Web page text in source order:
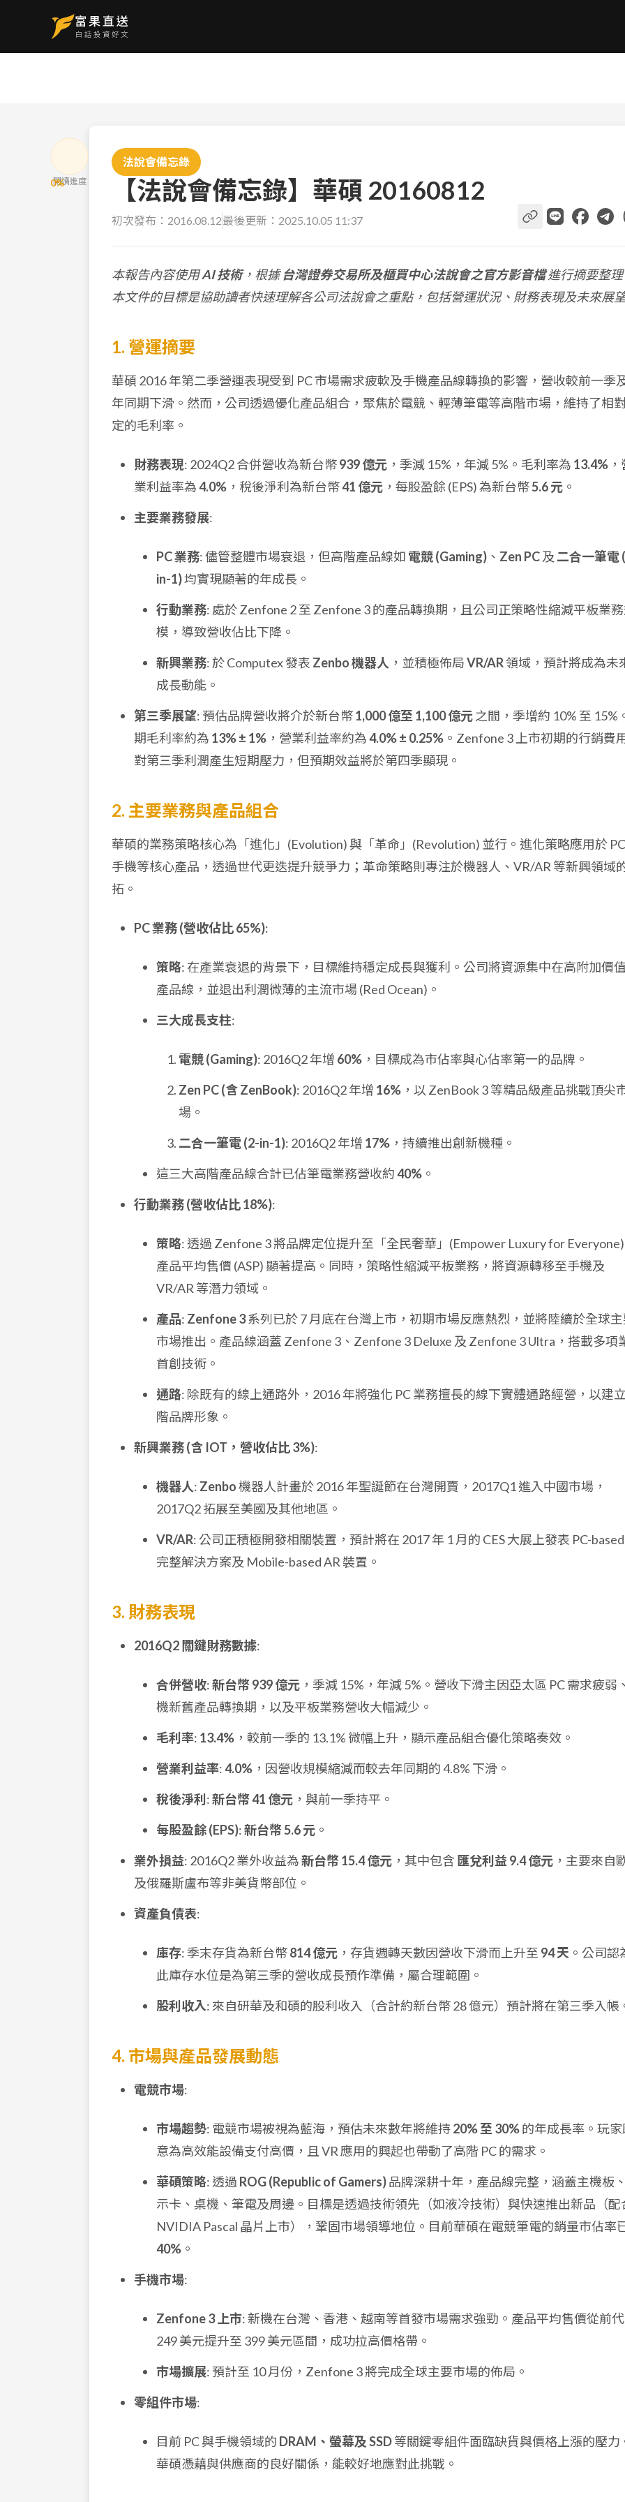
0%
閱讀進度
法說會備忘錄
【法說會備忘錄】華碩 20160812
初次發布： 2016.08.12最後更新： 2025.10.05 11:37
本報告內容使用AI 技術，根據台灣證券交易所及櫃買中心法說會之官方影音檔進行摘要整理
本文件的目標是協助讀者快速理解各公司法說會之重點，包括營運狀況、財務表現及未來展
1. 營運摘要
華碩 2016 年第二季營運表現受到 PC 市場需求疲軟及手機產品線轉換的影響，營收較前一季
年同期下滑。然而，公司透過優化產品組合，聚焦於電競、輕薄筆電等高階市場，維持了相
定的毛利率。
財務表現: 2024Q2 合併營收為新台幣939 億元 ，季減 15%，年減 5%。毛利率為 13.4%
業利益率為4.0% ，稅後淨利為新台幣41 億元 ，每股盈餘 (EPS) 為新台幣5.6 元 。
主要業務發展:
PC 業務: 儘管整體市場衰退，但高階產品線如 電競 (Gaming) 、 Zen PC及 二合一筆電
in-1)均實現顯著的年成長。
行動業務: 處於 Zenfone 2 至 Zenfone 3 的產品轉換期，且公司正策略性縮減平板業
模，導致營收佔比下降。
新興業務: 於 Computex 發表 Zenbo 機器人 ，並積極佈局VR/AR領域，預計將成為未
成長動能。
第三季展望: 預估品牌營收將介於新台幣1,000 億至 1,100 億元之間，季增約 10% 至 15%
期毛利率約為 13% ± 1% ，營業利益率約為4.0% ± 0.25% 。Zenfone 3 上市初期的行銷費
對第三季利潤產生短期壓力，但預期效益將於第四季顯現。
2. 主要業務與產品組合
華碩的業務策略核心為「進化」(Evolution) 與「革命」(Revolution) 並行。進化策略應用於
手機等核心產品，透過世代更迭提升競爭力；革命策略則專注於機器人、VR/AR 等新興領域
拓。
PC 業務 (營收佔比 65%):
策略: 在產業衰退的背景下，目標維持穩定成長與獲利。公司將資源集中在高附加價
產品線，並退出利潤微薄的主流市場 (Red Ocean)。
三大成長支柱:
電競 (Gaming): 2016Q2 年增 60% ，目標成為市佔率與心佔率第一的品牌。
Zen PC (含 ZenBook): 2016Q2 年增 16% ，以 ZenBook 3 等精品級產品挑戰頂尖
場。
二合一筆電 (2-in-1): 2016Q2 年增 17% ，持續推出創新機種。
這三大高階產品線合計已佔筆電業務營收約40% 。
行動業務 (營收佔比 18%):
策略: 透過 Zenfone 3 將品牌定位提升至「全民奢華」(Empower Luxury for Everyone)
產品平均售價 (ASP) 顯著提高。同時，策略性縮減平板業務，將資源轉移至手機及
VR/AR 等潛力領域。
產品: Zenfone 3系列已於 7 月底在台灣上市，初期市場反應熱烈，並將陸續於全球主
市場推出。產品線涵蓋 Zenfone 3、Zenfone 3 Deluxe 及 Zenfone 3 Ultra，搭載多項
首創技術。
通路: 除既有的線上通路外，2016 年將強化 PC 業務擅長的線下實體通路經營，以建
階品牌形象。
新興業務 (含 IOT，營收佔比 3%):
機器人: Zenbo機器人計畫於 2016 年聖誕節在台灣開賣，2017Q1 進入中國市場，
2017Q2 拓展至美國及其他地區。
VR/AR: 公司正積極開發相關裝置，預計將在 2017 年 1 月的 CES 大展上發表 PC-
完整解決方案及 Mobile-based AR 裝置。
3. 財務表現
2016Q2 關鍵財務數據:
合併營收:新台幣 939 億元 ，季減 15%，年減 5%。營收下滑主因亞太區 PC 需求疲弱
機新舊產品轉換期，以及平板業務營收大幅減少。
毛利率: 13.4% ，較前一季的 13.1% 微幅上升，顯示產品組合優化策略奏效。
營業利益率:4.0% ，因營收規模縮減而較去年同期的 4.8% 下滑。
稅後淨利 :新台幣 41 億元 ，與前一季持平。
每股盈餘 (EPS):新台幣 5.6 元 。
業外損益: 2016Q2 業外收益為新台幣 15.4 億元 ，其中包含 匯兌利益 9.4 億元 ，主要來自
及俄羅斯盧布等非美貨幣部位。
資產負債表:
庫存: 季末存貨為新台幣814 億元 ，存貨週轉天數因營收下滑而上升至 94 天 。公司認
此庫存水位是為第三季的營收成長預作準備，屬合理範圍。
股利收入: 來自研華及和碩的股利收入（合計約新台幣 28 億元）預計將在第三季入帳
4. 市場與產品發展動態
電競市場:
市場趨勢: 電競市場被視為藍海，預估未來數年將維持20% 至 30%的年成長率。玩家
意為高效能設備支付高價，且 VR 應用的興起也帶動了高階 PC 的需求。
華碩策略: 透過 ROG (Republic of Gamers)品牌深耕十年，產品線完整，涵蓋主機板
示卡、桌機、筆電及周邊。目標是透過技術領先（如液冷技術）與快速推出新品（配
NVIDIA Pascal 晶片上市），鞏固市場領導地位。目前華碩在電競筆電的銷量市佔率
40% 。
手機市場:
Zenfone 3 上市: 新機在台灣、香港、越南等首發市場需求強勁。產品平均售價從前
249 美元提升至 399 美元區間，成功拉高價格帶。
市場擴展: 預計至 10 月份，Zenfone 3 將完成全球主要市場的佈局。
零組件市場:
目前 PC 與手機領域的 DRAM、螢幕及 SSD等關鍵零組件面臨缺貨與價格上漲的壓力
華碩憑藉與供應商的良好關係，能較好地應對此挑戰。